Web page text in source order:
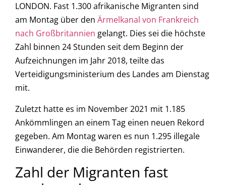
LONDON. Fast 1.300 afrikanische Migranten sind
am Montag über den Ärmelkanal von Frankreich
nach Großbritannien gelangt. Dies sei die höchste
Zahl binnen 24 Stunden seit dem Beginn der
Aufzeichnungen im Jahr 2018, teilte das
Verteidigungsministerium des Landes am Dienstag
mit.
Zuletzt hatte es im November 2021 mit 1.185
Ankömmlingen an einem Tag einen neuen Rekord
gegeben. Am Montag waren es nun 1.295 illegale
Einwanderer, die die Behörden registrierten.
Zahl der Migranten fast